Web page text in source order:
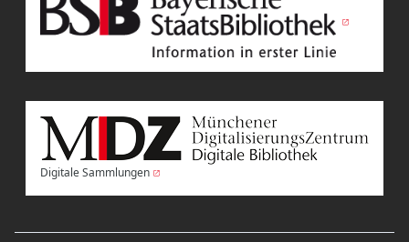
Digitale Sammlungen